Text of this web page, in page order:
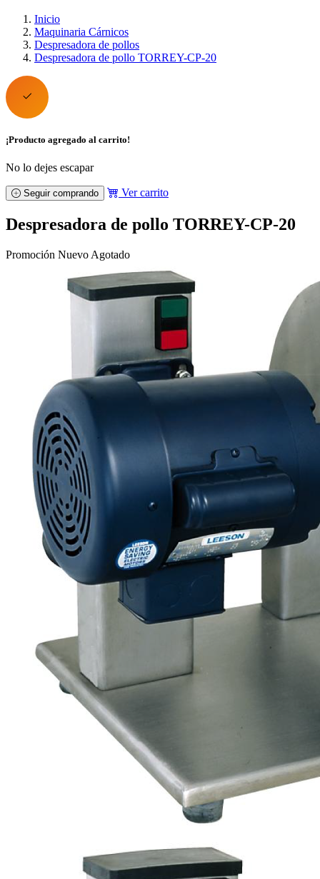
Inicio
Maquinaria Cárnicos
Despresadora de pollos
Despresadora de pollo TORREY-CP-20
¡Producto agregado al carrito!
No lo dejes escapar
Seguir comprando Ver carrito
Despresadora de pollo TORREY-CP-20
Promoción Nuevo Agotado